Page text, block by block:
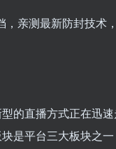
的直播方式正在迅
是平台三大板块之